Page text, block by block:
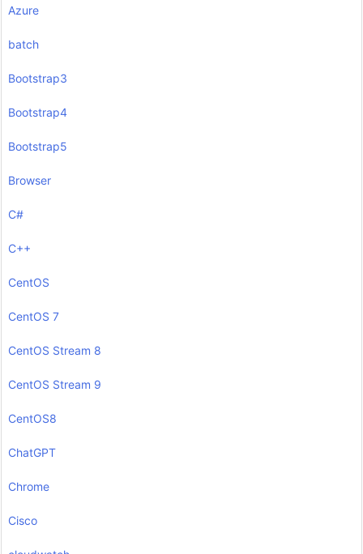
Azure
batch
Bootstrap3
Bootstrap4
Bootstrap5
Browser
C#
C++
CentOS
CentOS 7
CentOS Stream 8
CentOS Stream 9
CentOS8
ChatGPT
Chrome
Cisco